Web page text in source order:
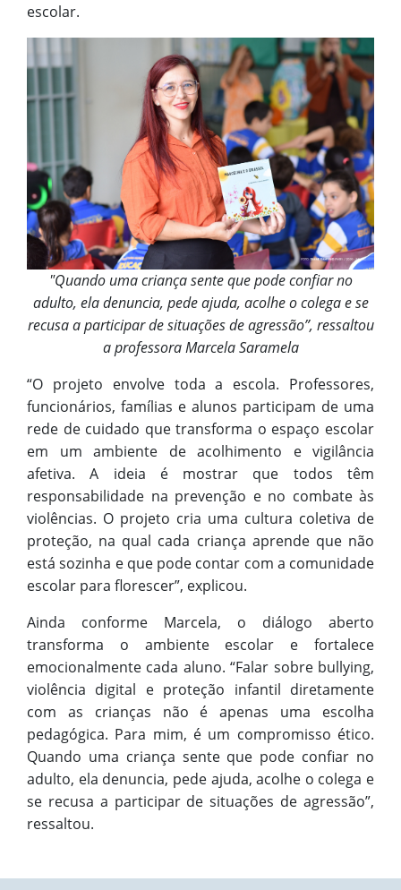
escolar.
"Quando uma criança sente que pode confiar no
adulto, ela denuncia, pede ajuda, acolhe o colega e se
recusa a participar de situações de agressão”, ressaltou
a professora Marcela Saramela
“O projeto envolve toda a escola. Professores,
funcionários, famílias e alunos participam de uma
rede de cuidado que transforma o espaço escolar
em um ambiente de acolhimento e vigilância
afetiva. A ideia é mostrar que todos têm
responsabilidade na prevenção e no combate às
violências. O projeto cria uma cultura coletiva de
proteção, na qual cada criança aprende que não
está sozinha e que pode contar com a comunidade
escolar para florescer”, explicou.
Ainda conforme Marcela, o diálogo aberto
transforma o ambiente escolar e fortalece
emocionalmente cada aluno. “Falar sobre bullying,
violência digital e proteção infantil diretamente
com as crianças não é apenas uma escolha
pedagógica. Para mim, é um compromisso ético.
Quando uma criança sente que pode confiar no
adulto, ela denuncia, pede ajuda, acolhe o colega e
se recusa a participar de situações de agressão”,
ressaltou.